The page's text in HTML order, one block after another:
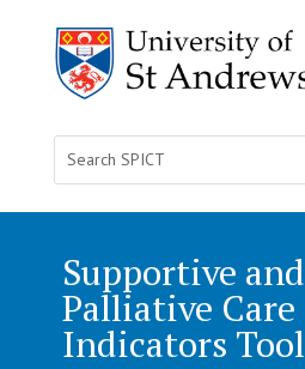
Supportive and
Palliative Care
Indicators Tool